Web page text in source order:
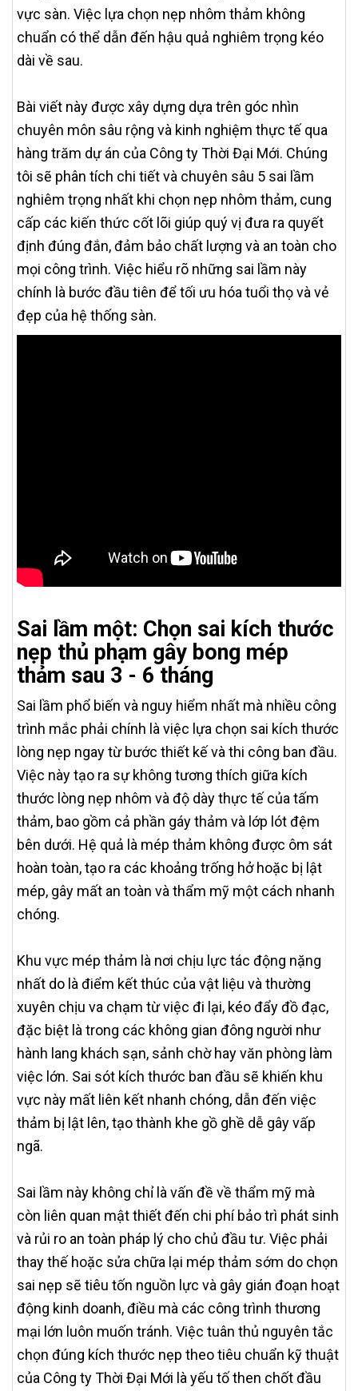
vực sàn. Việc lựa chọn nẹp nhôm thảm không
chuẩn có thể dẫn đến hậu quả nghiêm trọng kéo
dài về sau.
Bài viết này được xây dựng dựa trên góc nhìn
chuyên môn sâu rộng và kinh nghiệm thực tế qua
hàng trăm dự án của Công ty Thời Đại Mới. Chúng
tôi sẽ phân tích chi tiết và chuyên sâu 5 sai lầm
nghiêm trọng nhất khi chọn nẹp nhôm thảm, cung
cấp các kiến thức cốt lõi giúp quý vị đưa ra quyết
định đúng đắn, đảm bảo chất lượng và an toàn cho
mọi công trình. Việc hiểu rõ những sai lầm này
chính là bước đầu tiên để tối ưu hóa tuổi thọ và vẻ
đẹp của hệ thống sàn.
Sai lầm một: Chọn sai kích thước
nẹp thủ phạm gây bong mép
thảm sau 3 - 6 tháng
Sai lầm phổ biến và nguy hiểm nhất mà nhiều công
trình mắc phải chính là việc lựa chọn sai kích thước
lòng nẹp ngay từ bước thiết kế và thi công ban đầu.
Việc này tạo ra sự không tương thích giữa kích
thước lòng nẹp nhôm và độ dày thực tế của tấm
thảm, bao gồm cả phần gáy thảm và lớp lót đệm
bên dưới. Hệ quả là mép thảm không được ôm sát
hoàn toàn, tạo ra các khoảng trống hở hoặc bị lật
mép, gây mất an toàn và thẩm mỹ một cách nhanh
chóng.
Khu vực mép thảm là nơi chịu lực tác động nặng
nhất do là điểm kết thúc của vật liệu và thường
xuyên chịu va chạm từ việc đi lại, kéo đẩy đồ đạc,
đặc biệt là trong các không gian đông người như
hành lang khách sạn, sảnh chờ hay văn phòng làm
việc lớn. Sai sót kích thước ban đầu sẽ khiến khu
vực này mất liên kết nhanh chóng, dẫn đến việc
thảm bị lật lên, tạo thành khe gồ ghề dễ gây vấp
ngã.
Sai lầm này không chỉ là vấn đề về thẩm mỹ mà
còn liên quan mật thiết đến chi phí bảo trì phát sinh
và rủi ro an toàn pháp lý cho chủ đầu tư. Việc phải
thay thế hoặc sửa chữa lại mép thảm sớm do chọn
sai nẹp sẽ tiêu tốn nguồn lực và gây gián đoạn hoạt
động kinh doanh, điều mà các công trình thương
mại lớn luôn muốn tránh. Việc tuân thủ nguyên tắc
chọn đúng kích thước nẹp theo tiêu chuẩn kỹ thuật
của Công ty Thời Đại Mới là yếu tố then chốt đầu